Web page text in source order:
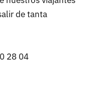
de tanta
28 04